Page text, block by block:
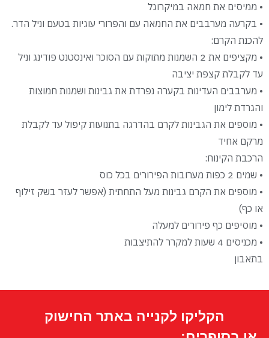
• ממיסים את חמאה במיקרוגל
• בקרעה מערבבים את החמאה עם והפרורי עוגיות בטעם וניל הדר.
להכנת הקרם:
• מקציפים את 2 השמנות מתוקות עם הסוכר ואינסטנט פודינג וניל
עד לקבלת קצפת יציבה
• מערבבים העדינות בקערה נפרדת את גבינות ושמנות חמוצות
והגרדת לימון
• מוספים את הגבינות לקרם בהדרגה בתנועות קיפול עד לקבלת
מרקם אחיד
הרכבת הקינוח:
• שמים 2 כפות מערובות הפירורים בכל כוס
• מוספים את הקרם גבינות מעל התחתית (אפשר לעזר בשק זילוף
או כף)
• מוסיפים כף פירורים למעלה
• מכניסים 4 שעות למקרר להתיצבות
בתאבון
הקליקו לקנייה באתר החישוק